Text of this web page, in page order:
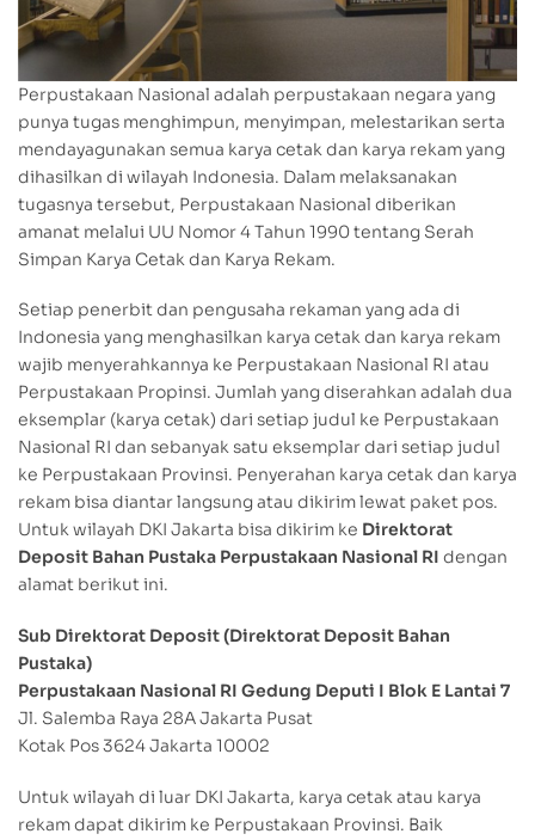
Perpustakaan Nasional adalah perpustakaan negara yang
punya tugas menghimpun, menyimpan, melestarikan serta
mendayagunakan semua karya cetak dan karya rekam yang
dihasilkan di wilayah Indonesia. Dalam melaksanakan
tugasnya tersebut, Perpustakaan Nasional diberikan
amanat melalui UU Nomor 4 Tahun 1990 tentang Serah
Simpan Karya Cetak dan Karya Rekam.
Setiap penerbit dan pengusaha rekaman yang ada di
Indonesia yang menghasilkan karya cetak dan karya rekam
wajib menyerahkannya ke Perpustakaan Nasional RI atau
Perpustakaan Propinsi. Jumlah yang diserahkan adalah dua
eksemplar (karya cetak) dari setiap judul ke Perpustakaan
Nasional RI dan sebanyak satu eksemplar dari setiap judul
ke Perpustakaan Provinsi. Penyerahan karya cetak dan karya
rekam bisa diantar langsung atau dikirim lewat paket pos.
Untuk wilayah DKI Jakarta bisa dikirim ke Direktorat
Deposit Bahan Pustaka Perpustakaan Nasional RI dengan
alamat berikut ini.
Sub Direktorat Deposit (Direktorat Deposit Bahan
Pustaka)
Perpustakaan Nasional RI Gedung Deputi I Blok E Lantai 7
Jl. Salemba Raya 28A Jakarta Pusat
Kotak Pos 3624 Jakarta 10002
Untuk wilayah di luar DKI Jakarta, karya cetak atau karya
rekam dapat dikirim ke Perpustakaan Provinsi. Baik